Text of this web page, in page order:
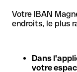
Votre IBAN
endroits, le plus
Dans
votre